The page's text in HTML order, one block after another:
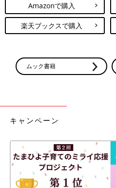
Amazonで購入
楽天ブックスで購入
ムック書籍
キャンペーン